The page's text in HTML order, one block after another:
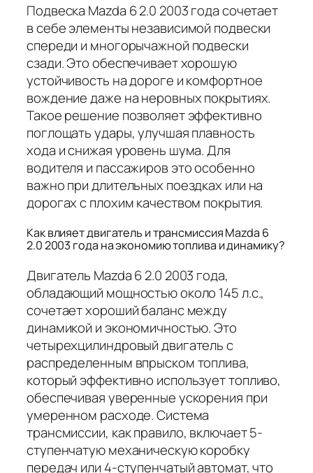
Подвеска Mazda 6 2.0 2003 года сочетает
в себе элементы независимой подвески
спереди и многорычажной подвески
сзади. Это обеспечивает хорошую
устойчивость на дороге и комфортное
вождение даже на неровных покрытиях.
Такое решение позволяет эффективно
поглощать удары, улучшая плавность
хода и снижая уровень шума. Для
водителя и пассажиров это особенно
важно при длительных поездках или на
дорогах с плохим качеством покрытия.
Как влияет двигатель и трансмиссия Mazda 6
2.0 2003 года на экономию топлива и динамику?
Двигатель Mazda 6 2.0 2003 года,
обладающий мощностью около 145 л.с.,
сочетает хороший баланс между
динамикой и экономичностью. Это
четырехцилиндровый двигатель с
распределенным впрыском топлива,
который эффективно использует топливо,
обеспечивая уверенные ускорения при
умеренном расходе. Система
трансмиссии, как правило, включает 5-
ступенчатую механическую коробку
передач или 4-ступенчатый автомат, что